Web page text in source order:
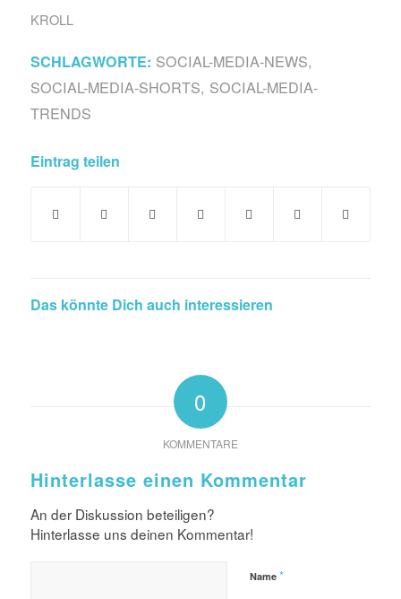
KROLL
SCHLAGWORTE: SOCIAL-MEDIA-NEWS,
SOCIAL-MEDIA-SHORTS, SOCIAL-MEDIA-
TRENDS
Eintrag teilen
Das könnte Dich auch interessieren
0
KOMMENTARE
Hinterlasse einen Kommentar
An der Diskussion beteiligen?
Hinterlasse uns deinen Kommentar!
Name *